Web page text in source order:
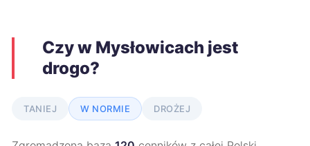
Czy w Mysłowicach jest
drogo?
TANIEJ W NORMIE DROŻEJ